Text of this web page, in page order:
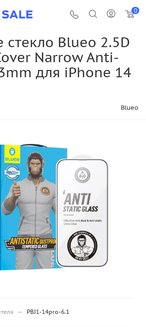
0
стекло Blueo 2.5D
Narrow Anti-
для iPhone 14
Blueo
— PBJ1-14pro-6.1